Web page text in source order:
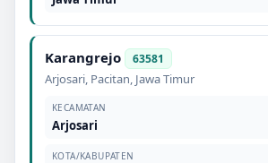
Karangrejo 63581
Arjosari, Pacitan, Jawa Timur
KECAMATAN
Arjosari
KOTA/KABUPATEN